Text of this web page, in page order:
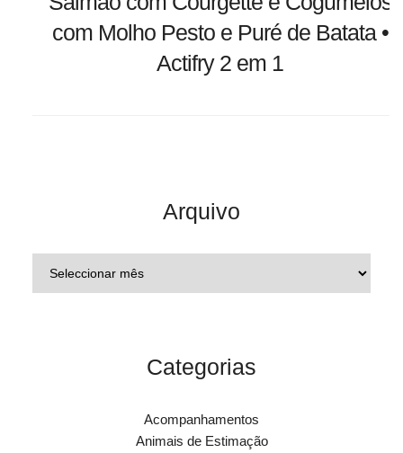
com Molho Pesto e Puré de Batata •
Actifry 2 em 1
Arquivo
Categorias
Acompanhamentos
Animais de Estimação